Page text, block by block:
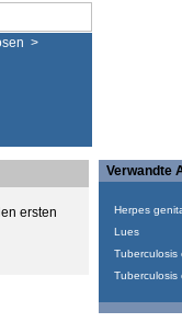
>
ersten
Verwandte
Herpes
Lues
Tuberculosis
Tuberculosis